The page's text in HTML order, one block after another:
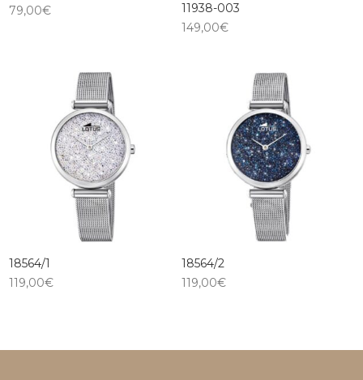
79,00€
11938-003
149,00€
18564/1
119,00€
18564/2
119,00€